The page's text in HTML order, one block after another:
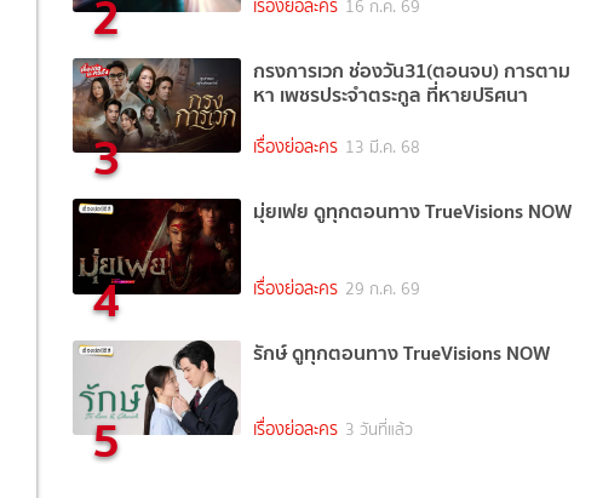
2 เรื่องย่อละคร 16 ก.ค. 69
3
กรงการเวก ช่องวัน31(ตอนจบ) การตาม
หา เพชรประจำตระกูล ที่หายปริศนา
เรื่องย่อละคร 13 มี.ค. 68
4
มุ่ยเฟย ดูทุกตอนทาง TrueVisions NOW
เรื่องย่อละคร 29 ก.ค. 69
5
รักษ์ ดูทุกตอนทาง TrueVisions NOW
เรื่องย่อละคร 3 วันที่แล้ว